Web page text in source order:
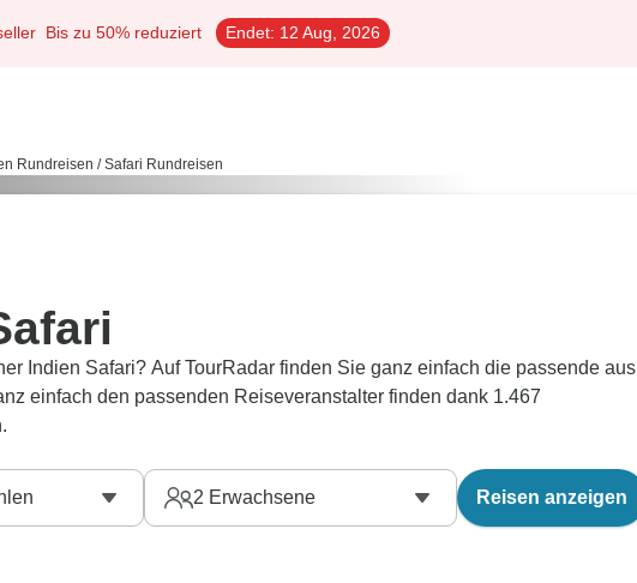
Bis zu 50% reduziert Endet: 12 Aug, 2026
Rundreisen / Safari Rundreisen
Indien Safari? Auf TourRadar finden Sie ganz einfach die passende aus
einfach den passenden Reiseveranstalter finden dank 1.467
2 Erwachsene Reisen anzeigen